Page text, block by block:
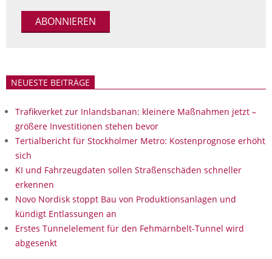
NEUESTE BEITRÄGE
Trafikverket zur Inlandsbanan: kleinere Maßnahmen jetzt –
größere Investitionen stehen bevor
Tertialbericht für Stockholmer Metro: Kostenprognose erhöht
sich
KI und Fahrzeugdaten sollen Straßenschäden schneller
erkennen
Novo Nordisk stoppt Bau von Produktionsanlagen und
kündigt Entlassungen an
Erstes Tunnelelement für den Fehmarnbelt-Tunnel wird
abgesenkt